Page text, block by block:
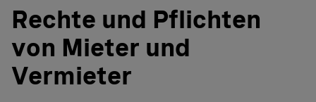
Rechte und Pflichten
von Mieter und
Vermieter